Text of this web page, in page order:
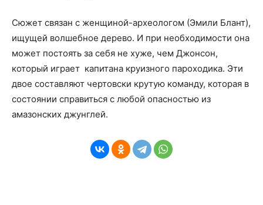
Сюжет связан с женщиной-археологом (Эмили Блант),
ищущей волшебное дерево. И при необходимости она
может постоять за себя не хуже, чем Джонсон,
который играет капитана круизного пароходика. Эти
двое составляют чертовски крутую команду, которая в
состоянии справиться с любой опасностью из
амазонских джунглей.